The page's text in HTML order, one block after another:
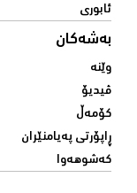
ئابوری
بەشەکان
وێنە
ڤیدیۆ
کۆمەڵ
ڕاپۆرتی پەیامنێران
کەشوهەوا